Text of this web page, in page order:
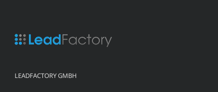
LEADFACTORY GMBH